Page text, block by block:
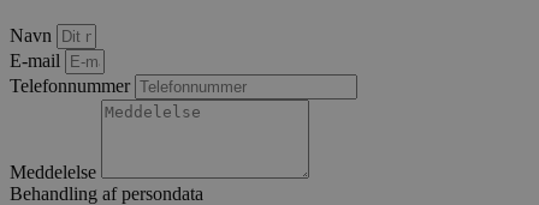
Navn
E-mail
Telefonnummer
Meddelelse
Behandling af persondata